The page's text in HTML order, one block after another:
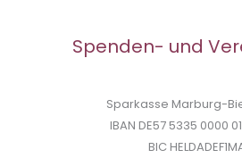
Spenden- und
Sparkasse Marburg-
IBAN DE57 5335 0000
BIC